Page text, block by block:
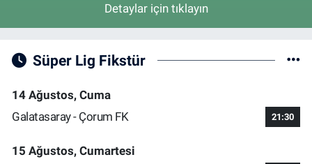
Detaylar için tıklayın
Süper Lig Fikstür
14 Ağustos, Cuma
Galatasaray - Çorum FK
21:30
15 Ağustos, Cumartesi